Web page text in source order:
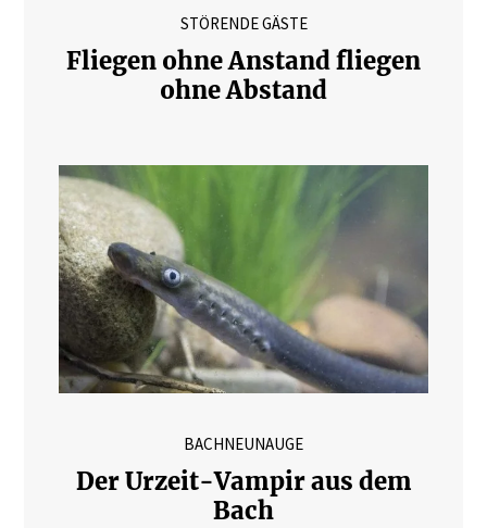
STÖRENDE GÄSTE
Fliegen ohne Anstand fliegen
ohne Abstand
BACHNEUNAUGE
Der Urzeit-Vampir aus dem
Bach